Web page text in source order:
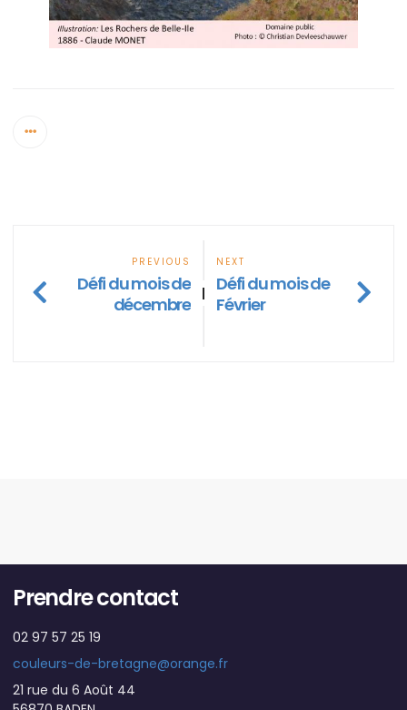
|
PREVIOUS
Défi du mois de
décembre
NEXT
Défi du mois de
Février
Prendre contact
02 97 57 25 19
couleurs-de-bretagne@orange.fr
21 rue du 6 Août 44